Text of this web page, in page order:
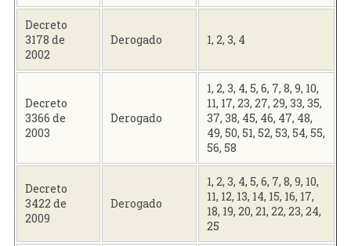
Decreto
3178 de
2002
Derogado 1, 2, 3, 4
Decreto
3366 de
2003
Derogado
1, 2, 3, 4, 5, 6, 7, 8, 9, 10,
11, 17, 23, 27, 29, 33, 35,
37, 38, 45, 46, 47, 48,
49, 50, 51, 52, 53, 54, 55,
56, 58
Decreto
3422 de
2009
Derogado
1, 2, 3, 4, 5, 6, 7, 8, 9, 10,
11, 12, 13, 14, 15, 16, 17,
18, 19, 20, 21, 22, 23, 24,
25